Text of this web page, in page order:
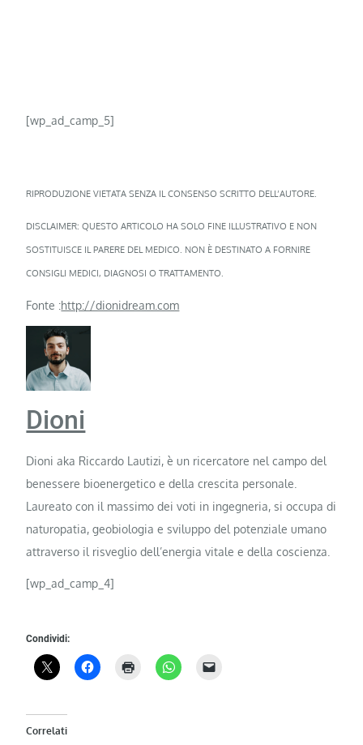
[wp_ad_camp_5]
RIPRODUZIONE VIETATA SENZA IL CONSENSO SCRITTO DELL’AUTORE.
DISCLAIMER: QUESTO ARTICOLO HA SOLO FINE ILLUSTRATIVO E NON
SOSTITUISCE IL PARERE DEL MEDICO. NON È DESTINATO A FORNIRE
CONSIGLI MEDICI, DIAGNOSI O TRATTAMENTO.
Fonte :http://dionidream.com
Dioni
Dioni aka Riccardo Lautizi, è un ricercatore nel campo del
benessere bioenergetico e della crescita personale.
Laureato con il massimo dei voti in ingegneria, si occupa di
naturopatia, geobiologia e sviluppo del potenziale umano
attraverso il risveglio dell’energia vitale e della coscienza.
[wp_ad_camp_4]
Condividi:
Correlati